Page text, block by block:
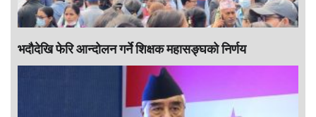
भदौदेखि फेरि आन्दोलन गर्ने शिक्षक महासङ्घको निर्णय